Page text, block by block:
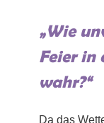
„Wie
Feier in
wahr?“
Da das